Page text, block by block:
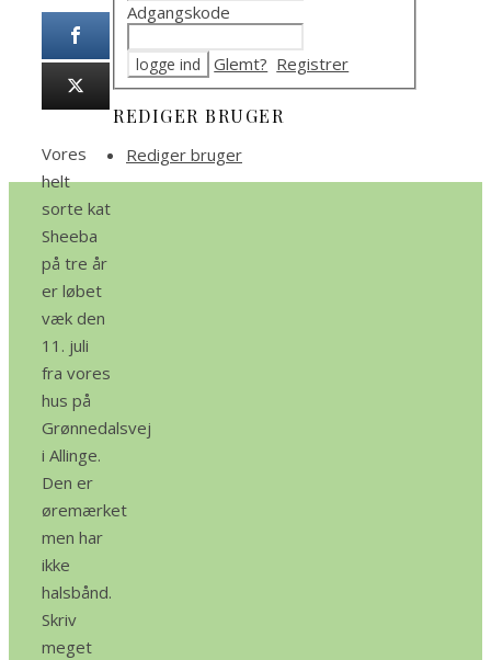
Vores
helt
sorte kat
Sheeba
på tre år
er løbet
væk den
11. juli
fra vores
hus på
Grønnedalsvej
i Allinge.
Den er
øremærket
men har
ikke
halsbånd.
Skriv
meget
Adgangskode
Glemt? Registrer
REDIGER BRUGER
Rediger bruger